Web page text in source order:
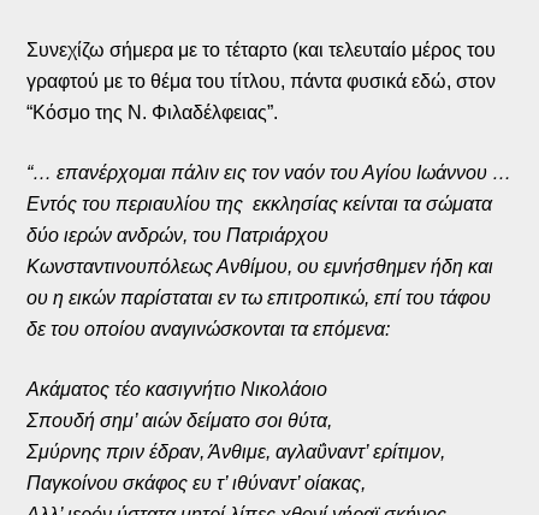
Συνεχίζω σήμερα με το τέταρτο (και τελευταίο μέρος του
γραφτού με το θέμα του τίτλου, πάντα φυσικά εδώ, στον
“Κόσμο της Ν. Φιλαδέλφειας”.
“… επανέρχομαι πάλιν εις τον ναόν του Αγίου Ιωάννου …
Εντός του περιαυλίου της εκκλησίας κείνται τα σώματα
δύο ιερών ανδρών, του Πατριάρχου
Κωνσταντινουπόλεως Ανθίμου, ου εμνήσθημεν ήδη και
ου η εικών παρίσταται εν τω επιτροπικώ, επί του τάφου
δε του οποίου αναγινώσκονται τα επόμενα:
Ακάματος τέο κασιγνήτιο Νικολάοιο
Σπουδή σημ’ αιών δείματο σοι θύτα,
Σμύρνης πριν έδραν, Άνθιμε, αγλαΰναντ’ ερίτιμον,
Παγκοίνου σκάφος ευ τ’ ιθύναντ’ οίακας,